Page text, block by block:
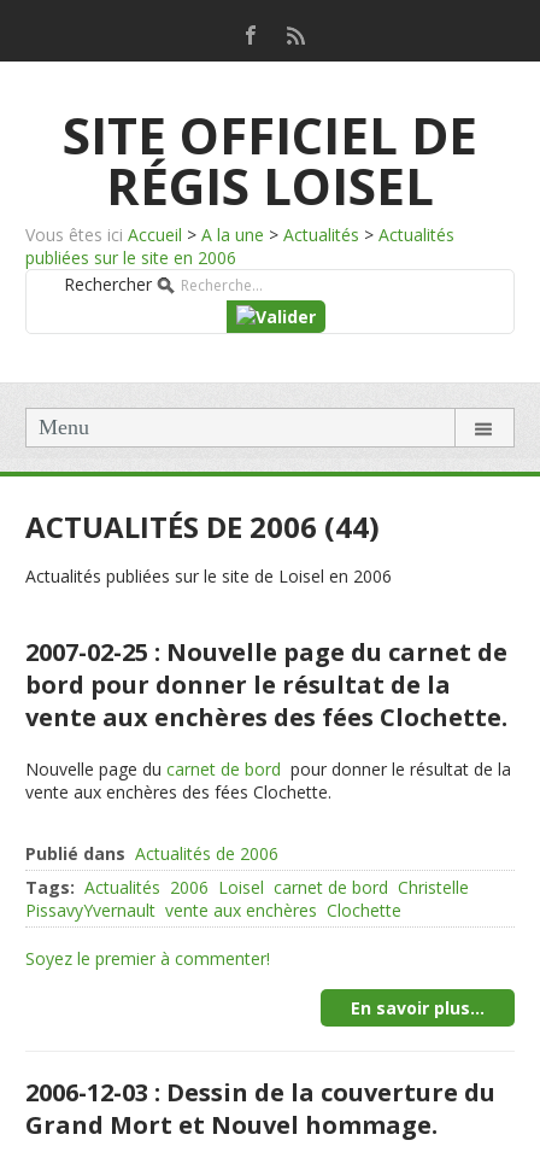
SITE OFFICIEL DE
RÉGIS LOISEL
Vous êtes ici Accueil > A la une > Actualités > Actualités
publiées sur le site en 2006
Rechercher
Menu
ACTUALITÉS DE 2006 (44)
Actualités publiées sur le site de Loisel en 2006
2007-02-25 : Nouvelle page du carnet de
bord pour donner le résultat de la
vente aux enchères des fées Clochette.
Nouvelle page ducarnet de bord pour donner le résultat de la
vente aux enchères des fées Clochette.
Publié dans Actualités de 2006
Tags: Actualités 2006 Loisel carnet de bord Christelle
PissavyYvernault vente aux enchères Clochette
Soyez le premier à commenter!
En savoir plus...
2006-12-03 : Dessin de la couverture du
Grand Mort et Nouvel hommage.